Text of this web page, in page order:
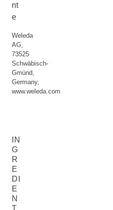
nt
e
Weleda
AG,
73525
Schwäbisch-
Gmünd,
Germany,
www.weleda.com
IN
G
R
E
DI
E
N
T